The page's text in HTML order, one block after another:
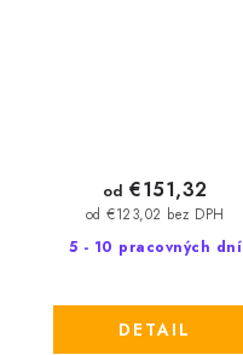
5 - 10 pracovných dní
od €123,02 bez DPH
od €151,32
DETAIL